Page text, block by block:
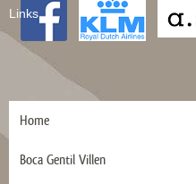
Links
Home
Boca Gentil Villen